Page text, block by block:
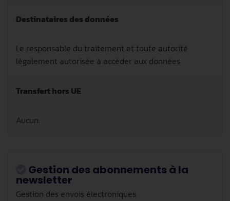
Destinataires des données
Le responsable du traitement et toute autorité
légalement autorisée à accéder aux données
Transfert hors UE
Aucun.
Gestion des abonnements à la
newsletter
Gestion des envois électroniques